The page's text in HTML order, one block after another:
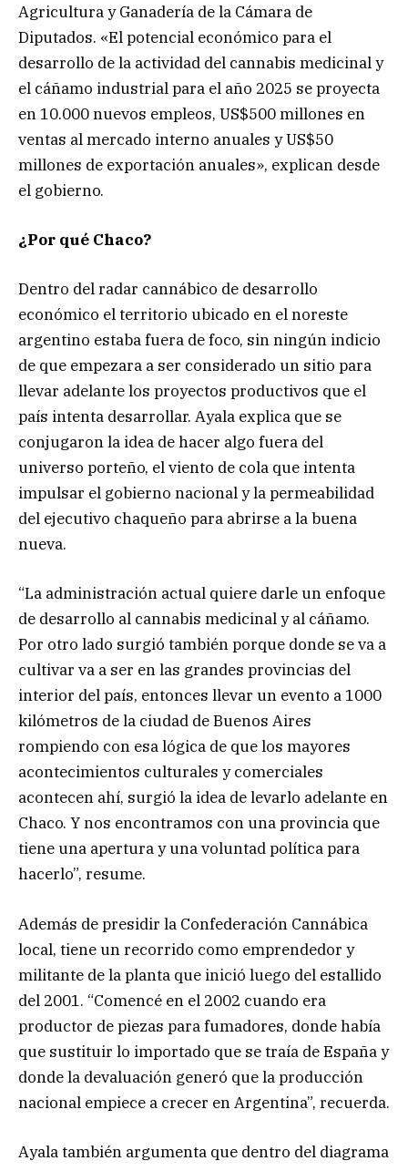
Agricultura y Ganadería de la Cámara de
Diputados. «El potencial económico para el
desarrollo de la actividad del cannabis medicinal y
el cáñamo industrial para el año 2025 se proyecta
en 10.000 nuevos empleos, US$500 millones en
ventas al mercado interno anuales y US$50
millones de exportación anuales», explican desde
el gobierno.
¿Por qué Chaco?
Dentro del radar cannábico de desarrollo
económico el territorio ubicado en el noreste
argentino estaba fuera de foco, sin ningún indicio
de que empezara a ser considerado un sitio para
llevar adelante los proyectos productivos que el
país intenta desarrollar. Ayala explica que se
conjugaron la idea de hacer algo fuera del
universo porteño, el viento de cola que intenta
impulsar el gobierno nacional y la permeabilidad
del ejecutivo chaqueño para abrirse a la buena
nueva.
“La administración actual quiere darle un enfoque
de desarrollo al cannabis medicinal y al cáñamo.
Por otro lado surgió también porque donde se va a
cultivar va a ser en las grandes provincias del
interior del país, entonces llevar un evento a 1000
kilómetros de la ciudad de Buenos Aires
rompiendo con esa lógica de que los mayores
acontecimientos culturales y comerciales
acontecen ahí, surgió la idea de levarlo adelante en
Chaco. Y nos encontramos con una provincia que
tiene una apertura y una voluntad política para
hacerlo”, resume.
Además de presidir la Confederación Cannábica
local, tiene un recorrido como emprendedor y
militante de la planta que inició luego del estallido
del 2001. “Comencé en el 2002 cuando era
productor de piezas para fumadores, donde había
que sustituir lo importado que se traía de España y
donde la devaluación generó que la producción
nacional empiece a crecer en Argentina”, recuerda.
Ayala también argumenta que dentro del diagrama